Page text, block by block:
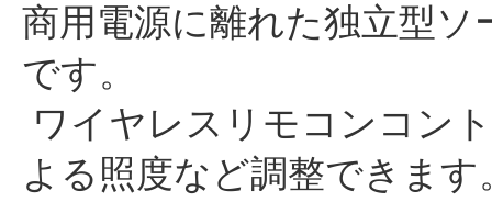
商用電源に離れた独立型ソ
です。
ワイヤレスリモコンコン
よる照度など調整できます